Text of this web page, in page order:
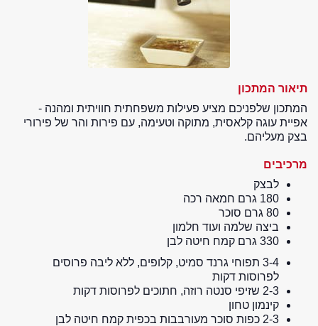
תיאור המתכון
המתכון שלפניכם מציע פעילות משפחתית חוויתית ומהנה -
אפיית עוגה קלאסית, מתוקה וטעימה, עם פירות והר של פירורי
בצק מעליהם.
מרכיבים
לבצק
180 גרם חמאה רכה
80 גרם סוכר
ביצה שלמה ועוד חלמון
330 גרם קמח חיטה לבן
3-4 תפוחי גרנד סמיט, קלופים, ללא ליבה פרוסים
לפרוסות דקות
2-3 שזיפי סנטה רוזה, חתוכים לפרוסות דקות
קינמון טחון
2-3 כפות סוכר מעורבבות בכפית קמח חיטה לבן